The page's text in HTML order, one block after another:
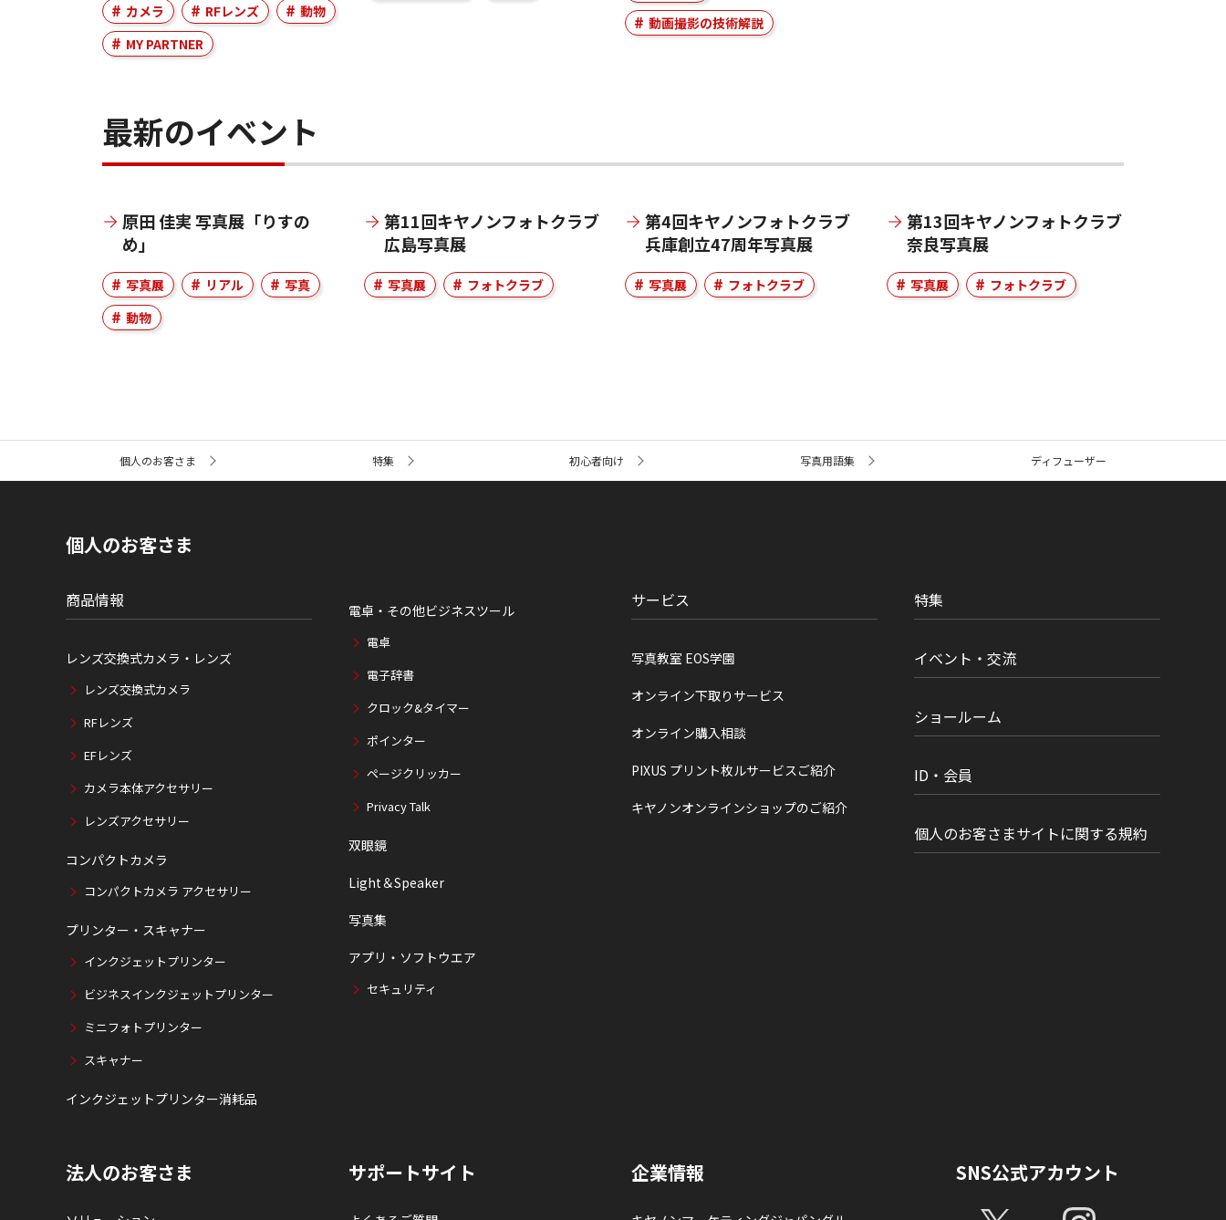
カメラ
RFレンズ
動物
MY PARTNER
動画撮影の技術解説
最新のイベント
原田 佳実 写真展「りすの
め」
写真展 リアル
写真
動物
第11回キヤノンフォトクラブ
広島写真展
写真展 フォトクラブ
第4回キヤノンフォトクラブ
兵庫創立47周年写真展
写真展 フォトクラブ
第13回キヤノンフォトクラブ
奈良写真展
写真展 フォトクラブ
ト
個人のお客さま 特集 初心者向け 写真用語集 ディフューザー
個人のお客さま
商品情報
レンズ交換式カメラ・レンズ
レンズ交換式カメラ
RFレンズ
EFレンズ
カメラ本体アクセサリー
レンズアクセサリー
コンパクトカメラ
コンパクトカメラ アクセサリー
プリンター・スキャナー
インクジェットプリンター
ビジネスインクジェットプリンター
ミニフォトプリンター
スキャナー
インクジェットプリンター消耗品
電卓・その他ビジネスツール
電卓
電子辞書
クロック&タイマー
ポインター
ページクリッカー
Privacy Talk
双眼鏡
Light＆Speaker
写真集
アプリ・ソフトウエア
セキュリティ
サービス
写真教室 EOS学園
オンライン下取りサービス
オンライン購入相談
PIXUS プリント枚ルサービスご紹介
キヤノンオンラインショップのご紹介
特集
イベント・交流
ショールーム
ID・会員
個人のお客さまサイトに関する規約
法人のお客さま サポートサイト 企業情報 SNS公式アカウント